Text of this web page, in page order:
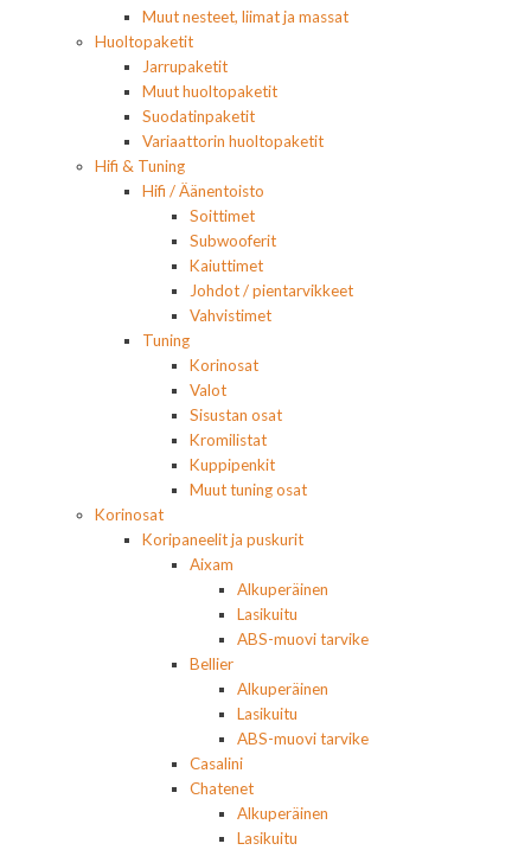
Muut nesteet, liimat ja massat
Huoltopaketit
Jarrupaketit
Muut huoltopaketit
Suodatinpaketit
Variaattorin huoltopaketit
Hifi & Tuning
Hifi / Äänentoisto
Soittimet
Subwooferit
Kaiuttimet
Johdot / pientarvikkeet
Vahvistimet
Tuning
Korinosat
Valot
Sisustan osat
Kromilistat
Kuppipenkit
Muut tuning osat
Korinosat
Koripaneelit ja puskurit
Aixam
Alkuperäinen
Lasikuitu
ABS-muovi tarvike
Bellier
Alkuperäinen
Lasikuitu
ABS-muovi tarvike
Casalini
Chatenet
Alkuperäinen
Lasikuitu